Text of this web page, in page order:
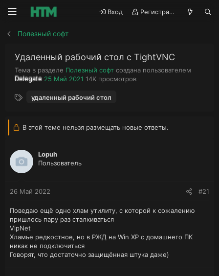
Вход Регистрация
Полезный софт
Удаленный рабочий стол c TightVNC
Тема в разделе Полезный софт создана пользователем
А
т
т
е
ы
Delegate Д
т
ч
а
25 Май 2021 П
о
т
14K просмотров
удаленный рабочий стол
В этой теме нельзя размещать новые ответы.
Lopuh
Пользователь
26 Май 2022 #21
Поведаю ещё одно хлам утилиту, с которой к сожалению
пришлось пару раз сталкиваться
VipNet
Хламье редкостное, но в РЖД на Win XP с домашнего ПК
никак не подключиться
Говорят, что достаточно защищённая штука даже)